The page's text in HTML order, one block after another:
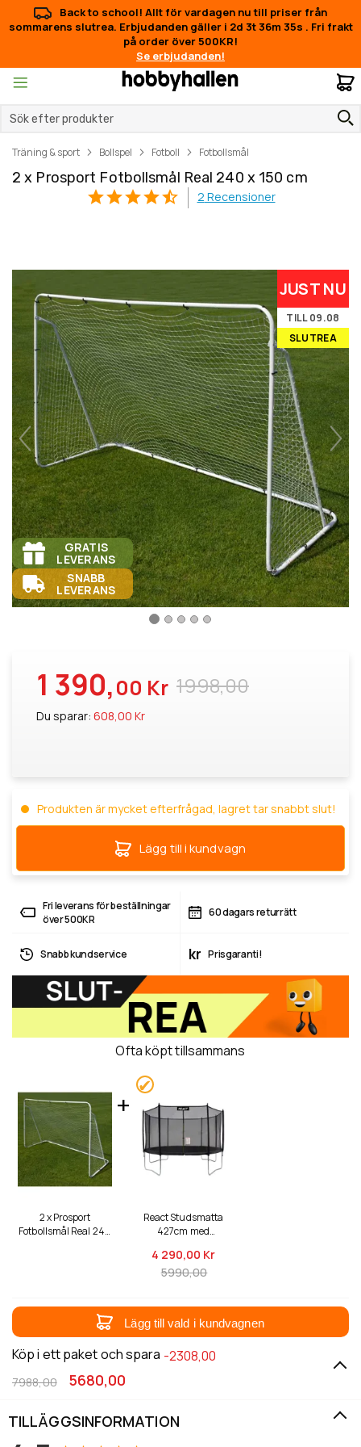
Back to school! Allt för vardagen nu till priser från
sommarens slutrea. Erbjudanden gäller i 2d 3t 36m 35s . Fri frakt
på order över 500KR!
Se erbjudanden!
Träning & sport Bollspel Fotboll Fotbollsmål
2 x Prosport Fotbollsmål Real 240 x 150 cm
2 Recensioner
slutet
av
bildgalleriet
början
av
bildgalleriet
JUST NU
TILL 09.08
SLUTREA
GRATIS
LEVERANS
SNABB
LEVERANS
1998,00
1 390,00 Kr
Du sparar: 608,00 Kr
Produkten är mycket efterfrågad, lagret tar snabbt slut!
Lägg till i kundvagn
Fri leverans för beställningar
över 500KR
60 dagars returrätt
Snabb kundservice kr Prisgaranti!
Ofta köpt tillsammans
2 x Prosport
Fotbollsmål Real 240
React Studsmatta
427cm med
4 290,00 Kr
5990,00
Lägg till vald i kundvagnen
Köp i ett paket och spara -2308,00
5680,00
7988,00
TILLÄGGSINFORMATION